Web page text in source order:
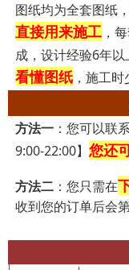
图纸均为全套图纸
直接用来施工，
成，设计经验6年
看懂图纸，施工时
方法一：您可以联
9:00-22:00】 您还
方法二：您只需在
收到您的订单后会